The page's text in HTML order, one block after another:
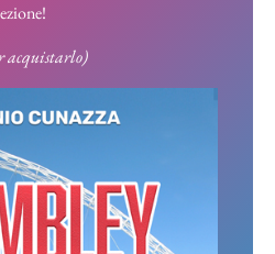
acquistarlo)